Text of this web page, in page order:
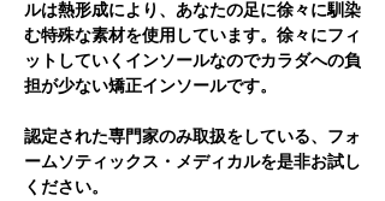
ルは熱形成により、あなたの足に徐々に馴染
む特殊な素材を使用しています。徐々にフィ
ットしていくインソールなのでカラダへの負
担が少ない矯正インソールです。
認定された専門家のみ取扱をしている、フォ
ームソティックス・メディカルを是非お試し
ください。